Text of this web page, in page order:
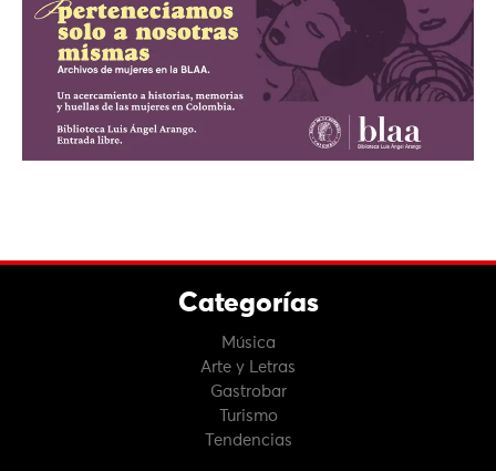
Categorías
Música
Arte y Letras
Gastrobar
Turismo
Tendencias